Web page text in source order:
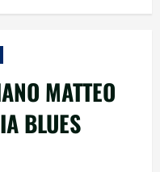
MATTEO
BLUES